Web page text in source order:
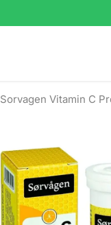
Sorvagen Vitamin C